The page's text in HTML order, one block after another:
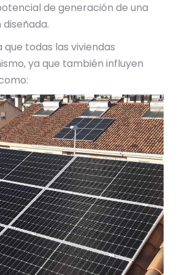
de generación de una
que todas las viviendas
ya que también influyen